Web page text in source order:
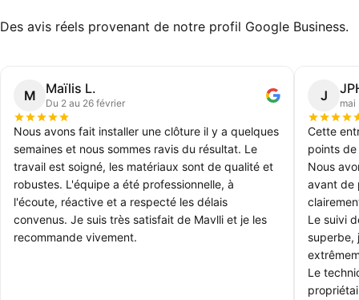
Des avis réels provenant de notre profil Google Business.
M Maïlis L.
Du 2 au 26 février
Nous avons fait installer une clôture il y a quelques
semaines et nous sommes ravis du résultat. Le
travail est soigné, les matériaux sont de qualité et
robustes. L'équipe a été professionnelle, à
l'écoute, réactive et a respecté les délais
convenus. Je suis très satisfait de Mavlli et je les
recommande vivement.
J mai
Cette
points
Nous
avant de
Le suivi
superbe,
Le